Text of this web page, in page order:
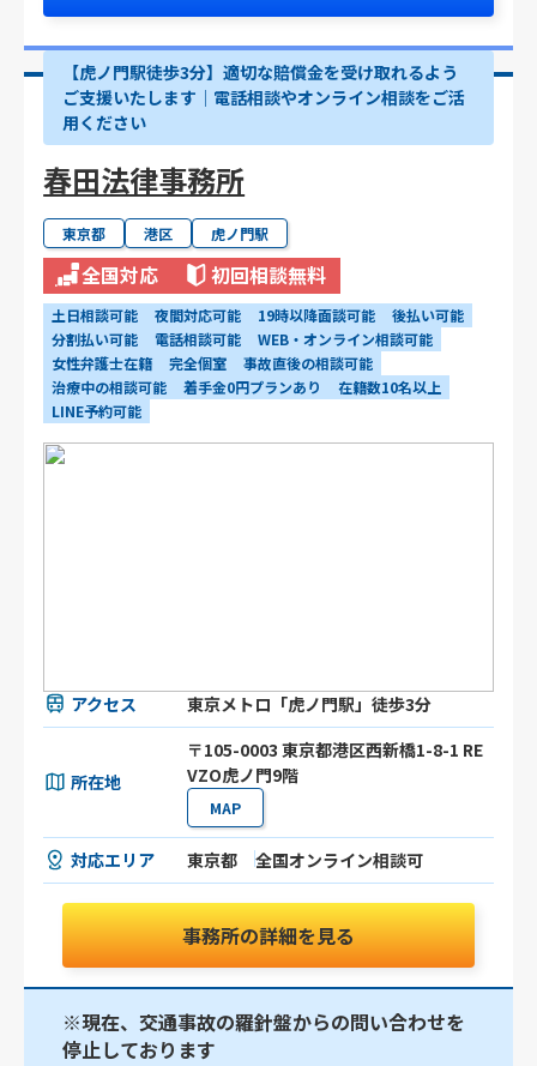
【虎ノ門駅徒歩3分】適切な賠償金を受け取れるよう
ご支援いたします│電話相談やオンライン相談をご活
用ください
春田法律事務所
東京都 港区 虎ノ門駅
全国対応 初回相談無料
土日相談可能 夜間対応可能 19時以降面談可能
後払い可能
分割払い可能
電話相談可能
WEB・オンライン相談可能
女性弁護士在籍
完全個室
事故直後の相談可能
治療中の相談可能
着手金0円プランあり
在籍数10名以上
LINE予約可能
アクセス 東京メトロ「虎ノ門駅」徒歩3分
所在地
〒105-0003 東京都港区⻄新橋1-8-1 RE
VZO虎ノ門9階
MAP
対応エリア 東京都 全国オンライン相談可
事務所の詳細を見る
※現在、交通事故の羅針盤からの問い合わせを
停止しております